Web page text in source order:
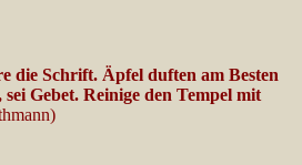
die Schrift. Äpfel duften am Besten
Gebet. Reinige den Tempel mit